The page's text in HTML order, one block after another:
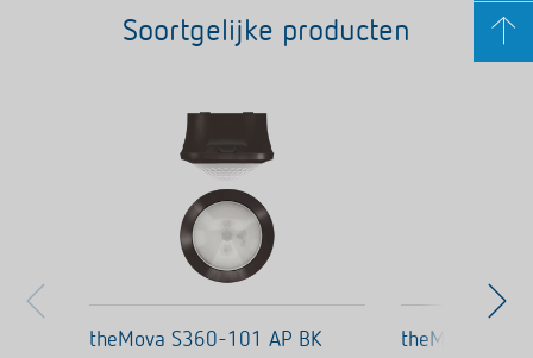
Soortgelijke producten
theMova S360-101 AP BK theMova